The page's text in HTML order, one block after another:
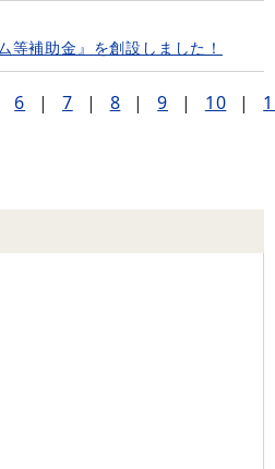
等補助金』を創設しました！
6 | 7 | 8 | 9 | 10 |